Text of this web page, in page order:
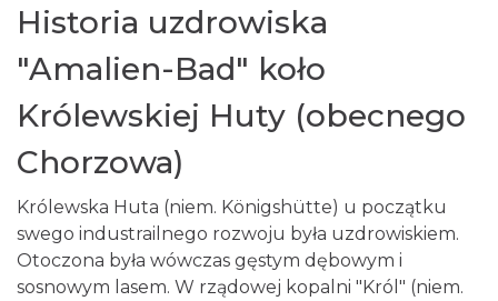
Historia uzdrowiska
"Amalien-Bad" koło
Królewskiej Huty (obecnego
Chorzowa)
Królewska Huta (niem. Königshütte) u początku
swego industrailnego rozwoju była uzdrowiskiem.
Otoczona była wówczas gęstym dębowym i
sosnowym lasem. W rządowej kopalni "Król" (niem.